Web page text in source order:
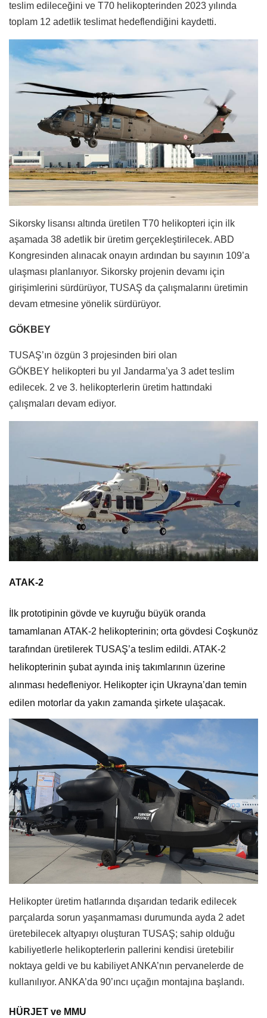
teslim edileceğini ve T70 helikopterinden 2023 yılında
toplam 12 adetlik teslimat hedeflendiğini kaydetti.
Sikorsky lisansı altında üretilen T70 helikopteri için ilk
aşamada 38 adetlik bir üretim gerçekleştirilecek. ABD
Kongresinden alınacak onayın ardından bu sayının 109’a
ulaşması planlanıyor. Sikorsky projenin devamı için
girişimlerini sürdürüyor, TUSAŞ da çalışmalarını üretimin
devam etmesine yönelik sürdürüyor.
GÖKBEY
TUSAŞ’ın özgün 3 projesinden biri olan
GÖKBEY helikopteri bu yıl Jandarma’ya 3 adet teslim
edilecek. 2 ve 3. helikopterlerin üretim hattındaki
çalışmaları devam ediyor.
ATAK-2
İlk prototipinin gövde ve kuyruğu büyük oranda
tamamlanan ATAK-2 helikopterinin; orta gövdesi Coşkunöz
tarafından üretilerek TUSAŞ’a teslim edildi. ATAK-2
helikopterinin şubat ayında iniş takımlarının üzerine
alınması hedefleniyor. Helikopter için Ukrayna’dan temin
edilen motorlar da yakın zamanda şirkete ulaşacak.
Helikopter üretim hatlarında dışarıdan tedarik edilecek
parçalarda sorun yaşanmaması durumunda ayda 2 adet
üretebilecek altyapıyı oluşturan TUSAŞ; sahip olduğu
kabiliyetlerle helikopterlerin pallerini kendisi üretebilir
noktaya geldi ve bu kabiliyet ANKA’nın pervanelerde de
kullanılıyor. ANKA’da 90’ıncı uçağın montajına başlandı.
HÜRJET ve MMU